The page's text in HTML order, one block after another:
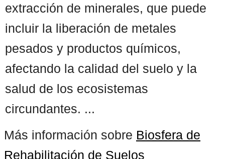
extracción de minerales, que puede
incluir la liberación de metales
pesados y productos químicos,
afectando la calidad del suelo y la
salud de los ecosistemas
circundantes. ...
Más información sobre Biosfera de
Rehabilitación de Suelos